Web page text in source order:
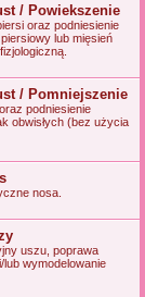
/ Powiekszenie
oraz podniesienie
lub mięsień
/ Pomniejszenie
podniesienie
obwisłych (bez użycia
nosa.
uszu, poprawa
wymodelowanie